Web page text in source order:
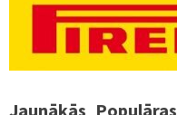
Jaunākās Populāras